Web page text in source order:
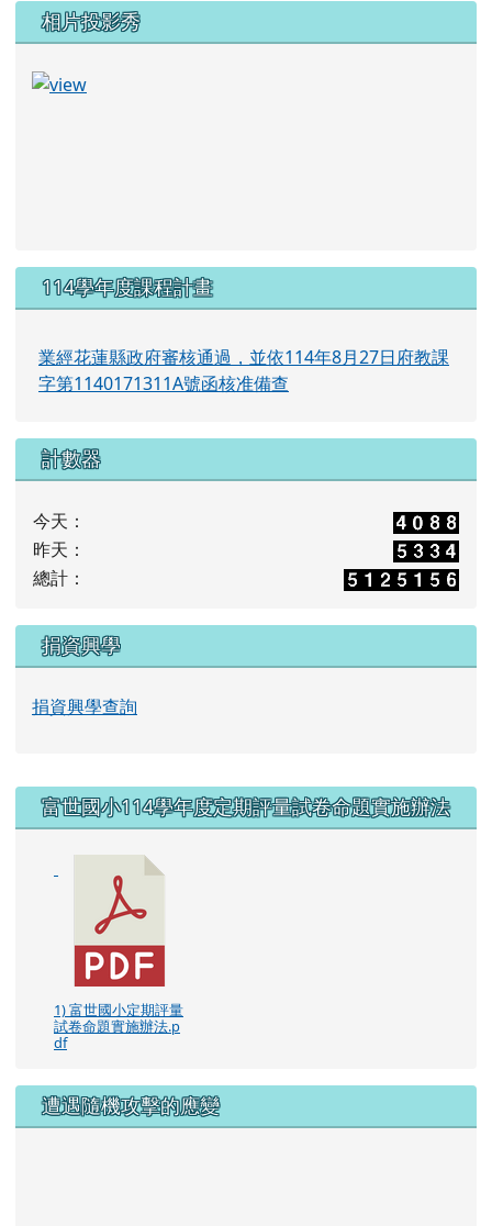
相片投影秀
114學年度課程計畫
業經花蓮縣政府審核通過，並依114年8月27日府教課
字第1140171311A號函核准備查
計數器
今天：
昨天：
總計：
捐資興學
捐資興學查詢
右邊區域內容
富世國小114學年度定期評量試卷命題實施辦法
1) 富世國小定期評量
試卷命題實施辦法.p
df
遭遇隨機攻擊的應變